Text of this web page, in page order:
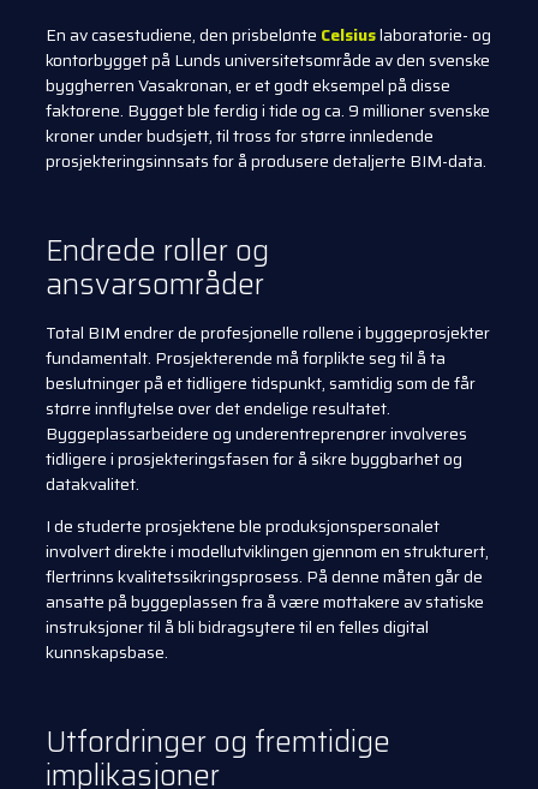
En av casestudiene, den prisbelønte Celsiuslaboratorie- og
kontorbygget på Lunds universitetsområde av den svenske
byggherren Vasakronan, er et godt eksempel på disse
faktorene. Bygget ble ferdig i tide og ca. 9 millioner svenske
kroner under budsjett, til tross for større innledende
prosjekteringsinnsats for å produsere detaljerte BIM-data.
Endrede roller og
ansvarsområder
Total BIM endrer de profesjonelle rollene i byggeprosjekter
fundamentalt. Prosjekterende må forplikte seg til å ta
beslutninger på et tidligere tidspunkt, samtidig som de får
større innflytelse over det endelige resultatet.
Byggeplassarbeidere og underentreprenører involveres
tidligere i prosjekteringsfasen for å sikre byggbarhet og
datakvalitet.
I de studerte prosjektene ble produksjonspersonalet
involvert direkte i modellutviklingen gjennom en strukturert,
flertrinns kvalitetssikringsprosess. På denne måten går de
ansatte på byggeplassen fra å være mottakere av statiske
instruksjoner til å bli bidragsytere til en felles digital
kunnskapsbase.
Utfordringer og fremtidige
implikasjoner